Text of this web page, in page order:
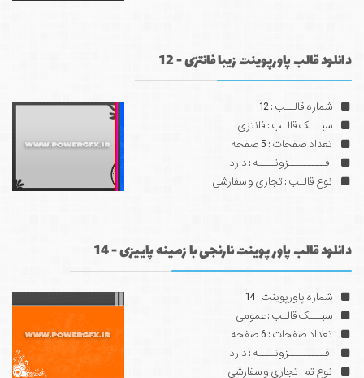
دانلود قالب پاورپوینت زیبا فانتزی - 12
شماره قالــب : 12
سبـــک قالـب : فانتزی
تعداد صفحات : 5 صفحه
افـــــــــزونــــه : دارد
نوع قالـب : تجاری و سفارشی
دانلود قالب پاور پوینت نارنجی با زمینه پاییزی - 14
شماره پاورپوینت : 14
سبـــک قالـب : عمومی
تعداد صفحات : 6 صفحه
افـــــــــزونــــه : دارد
نوع تم : تجاری و سفارشی